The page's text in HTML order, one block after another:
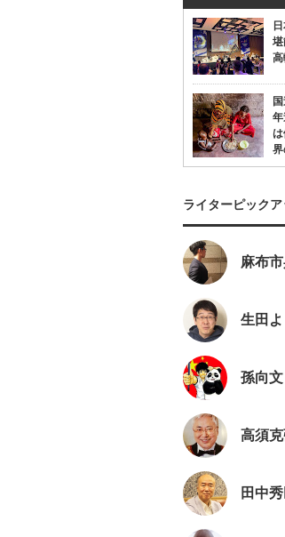
堪
界
ライターピックア
麻布
生田
孫向文
高須
田中